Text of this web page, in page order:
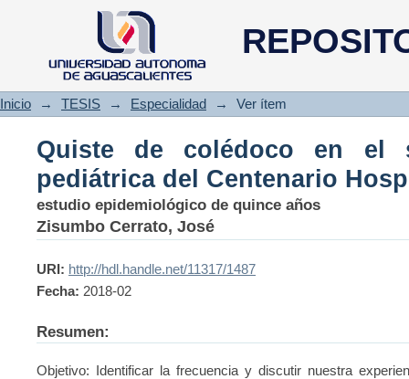
Quiste de colédoco en el
Hospital Miguel Hidalgo
Inicio → TESIS → Especialidad → Ver ítem
Quiste de colédoco en el
pediátrica del Centenario
estudio epidemiológico de quince años
Zisumbo Cerrato, José
URI: http://hdl.handle.net/11317/1487
Fecha: 2018-02
Resumen:
Objetivo: Identificar la frecuencia y discutir nuestra